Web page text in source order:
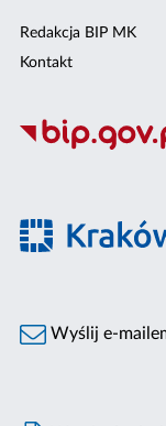
Redakcja BIP MK
Kontakt
Wyślij e-